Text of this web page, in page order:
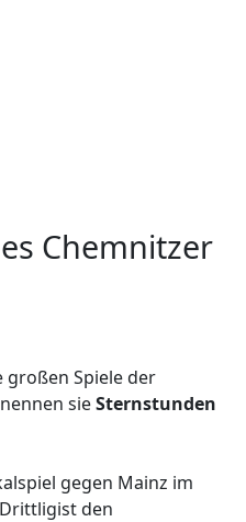
Chemnitzer
Spiele der
sieSternstunden
gegen Mainz im
den